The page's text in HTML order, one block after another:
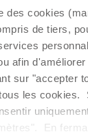
des cookies
de tiers,
afin
sur "accepter
les cookies.
En
L'ourson First
est fabriqué dans
matière peluche
douce de haute
qualité,
doux. Il se lave
facilement en
machine grâce à
compartiment